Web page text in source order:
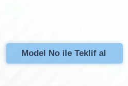
Model No ile Teklif al